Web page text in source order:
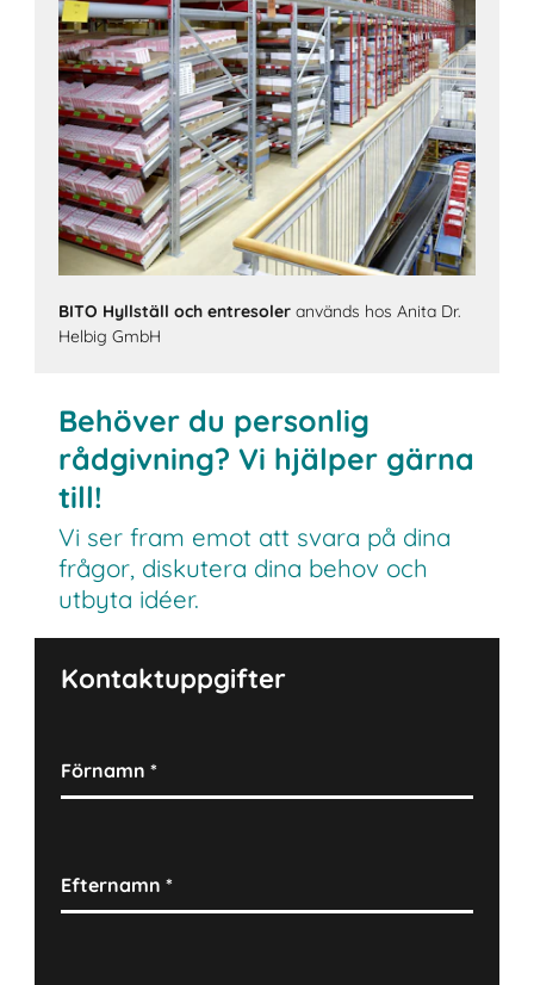
BITO Hyllställ och entresoler används hos Anita Dr.
Helbig GmbH
Behöver du personlig
rådgivning? Vi hjälper gärna
till!
Vi ser fram emot att svara på dina
frågor, diskutera dina behov och
utbyta idéer.
Kontaktuppgifter
Förnamn*
Efternamn*